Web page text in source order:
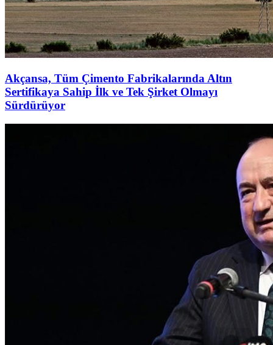
Akçansa, Tüm Çimento Fabrikalarında Altın
Sertifikaya Sahip İlk ve Tek Şirket Olmayı
Sürdürüyor